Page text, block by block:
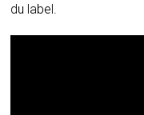
du label.